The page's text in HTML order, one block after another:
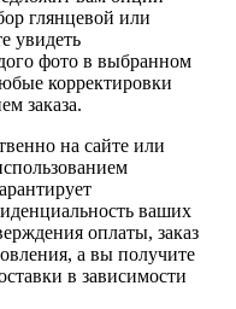
глянцевой или
увидеть
фото в выбранном
корректировки
заказа.
на сайте или
ваших
оплаты, заказ
а вы получите
в зависимости